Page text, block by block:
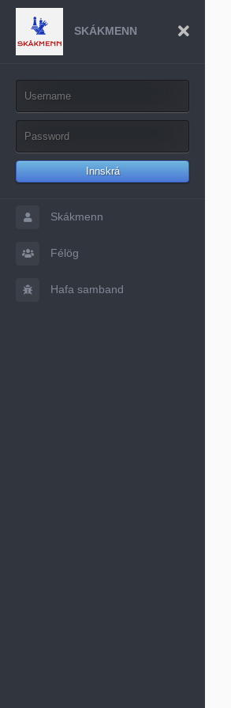
SKÁKMENN
Innskrá
Skákmenn
Félög
Hafa samband